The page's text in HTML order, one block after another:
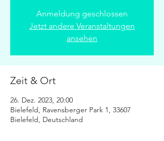
Anmeldung geschlossen
Jetzt andere Veranstaltungen
ansehen
Zeit & Ort
26. Dez. 2023, 20:00
Bielefeld, Ravensberger Park 1, 33607
Bielefeld, Deutschland